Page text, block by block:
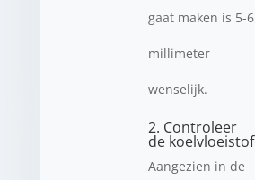
gaat maken is 5-6
millimeter
wenselijk.
2. Controleer
de koelvloeistof
Aangezien in de